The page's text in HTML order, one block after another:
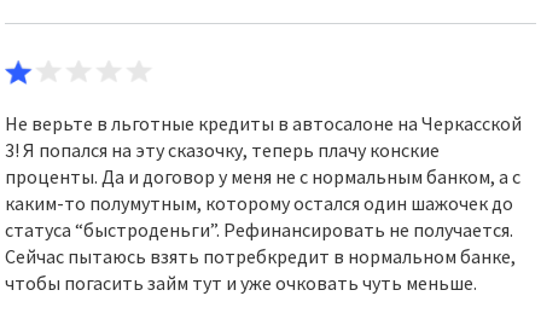
Не верьте в льготные кредиты в автосалоне на Черкасской
3! Я попался на эту сказочку, теперь плачу конские
проценты. Да и договор у меня не с нормальным банком, а с
каким-то полумутным, которому остался один шажочек до
статуса “быстроденьги”. Рефинансировать не получается.
Сейчас пытаюсь взять потребкредит в нормальном банке,
чтобы погасить займ тут и уже очковать чуть меньше.